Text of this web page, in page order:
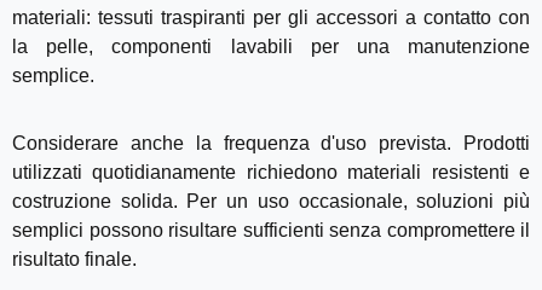
materiali: tessuti traspiranti per gli accessori a contatto con
la pelle, componenti lavabili per una manutenzione
semplice.
Considerare anche la frequenza d'uso prevista. Prodotti
utilizzati quotidianamente richiedono materiali resistenti e
costruzione solida. Per un uso occasionale, soluzioni più
semplici possono risultare sufficienti senza compromettere il
risultato finale.